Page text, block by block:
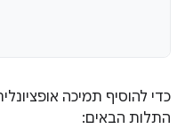
התלות הבאים: